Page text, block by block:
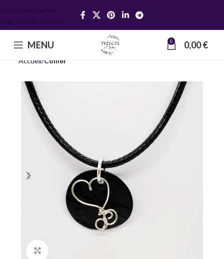
Skip to navigation
Skip to main content
MENU 0 0,00€
Accueil Collier